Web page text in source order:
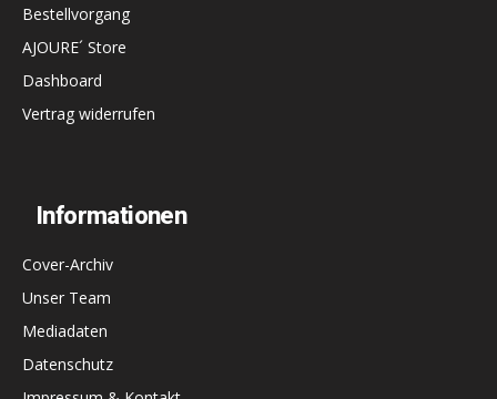
Bestellvorgang
AJOURE´ Store
Dashboard
Vertrag widerrufen
Informationen
Cover-Archiv
Unser Team
Mediadaten
Datenschutz